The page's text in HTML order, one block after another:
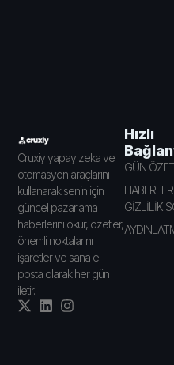
Cruxiy yapay zeka ve
otomasyon araçlarını
kullanarak senin için
güncel pazarlama
haberlerini okur, özetler,
önemli noktalarını
işaretler ve sana e-
posta olarak her gün
iletir.
Hızlı
GÜN
HABERLER
GİZLİLİK